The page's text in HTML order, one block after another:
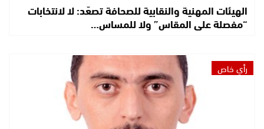
الهيئات المهنية والنقابية للصحافة تصعّد: لا لانتخابات
“مفصلة على المقاس” ولا للمساس…
رأي خاص